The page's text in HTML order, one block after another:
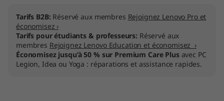
Tarifs B2B: Réservé aux membres Rejoignez Lenovo Pro et
économisez ›
Tarifs pour étudiants & professeurs: Réservé aux
membres Rejoignez Lenovo Education et économisez ›
Économisez jusqu’à 50 % sur Premium Care Plusavec PC
Legion, Idea ou Yoga : réparations et assistance rapides.